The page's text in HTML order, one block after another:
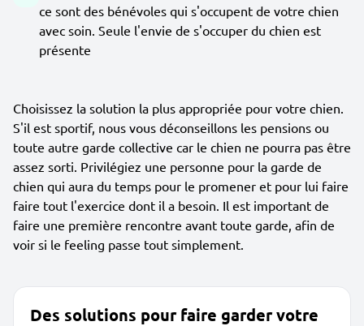
ce sont des bénévoles qui s'occupent de votre chien
avec soin. Seule l'envie de s'occuper du chien est
présente
Choisissez la solution la plus appropriée pour votre chien.
S'il est sportif, nous vous déconseillons les pensions ou
toute autre garde collective car le chien ne pourra pas être
assez sorti. Privilégiez une personne pour la garde de
chien qui aura du temps pour le promener et pour lui faire
faire tout l'exercice dont il a besoin. Il est important de
faire une première rencontre avant toute garde, afin de
voir si le feeling passe tout simplement.
Des solutions pour faire garder votre